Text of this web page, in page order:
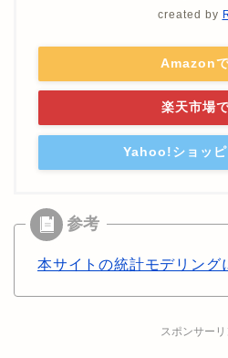
created by
Amazon
楽天市場
Yahoo!ショッピ
本サイトの統計モデリング
スポンサーリ